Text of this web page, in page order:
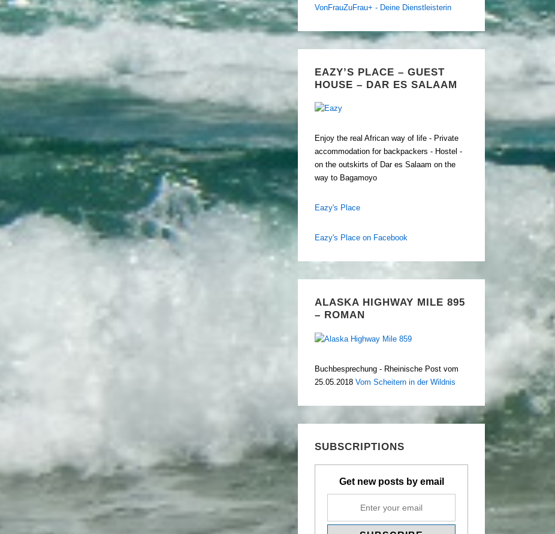
VonFrauZuFrau+ - Deine Dienstleisterin
EAZY’S PLACE – GUEST
HOUSE – DAR ES SALAAM
Enjoy the real African way of life - Private
accommodation for backpackers - Hostel -
on the outskirts of Dar es Salaam on the
way to Bagamoyo
Eazy's Place
Eazy's Place on Facebook
ALASKA HIGHWAY MILE 895
– ROMAN
Buchbesprechung - Rheinische Post vom
25.05.2018 Vom Scheitern in der Wildnis
SUBSCRIPTIONS
Get new posts by email